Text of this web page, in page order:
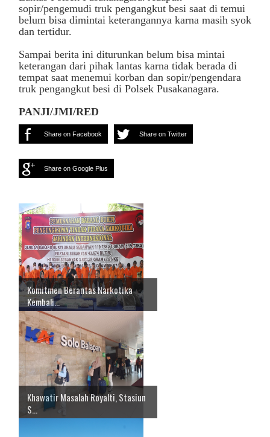
sopir/pengemudi truk pengangkut besi saat di temui
belum bisa dimintai keterangannya karna masih syok
dan tertidur.
Sampai berita ini diturunkan belum bisa mintai
keterangan dari pihak lantas karna tidak berada di
tempat saat menemui korban dan sopir/pengendara
truk pengangkut besi di Polsek Pusakanagara.
PANJI/JMI/RED
Share on Facebook Share on Twitter
Share on Google Plus
Komitmen Berantas Narkotika
Kembali...
Khawatir Masalah Royalti, Stasiun
S...